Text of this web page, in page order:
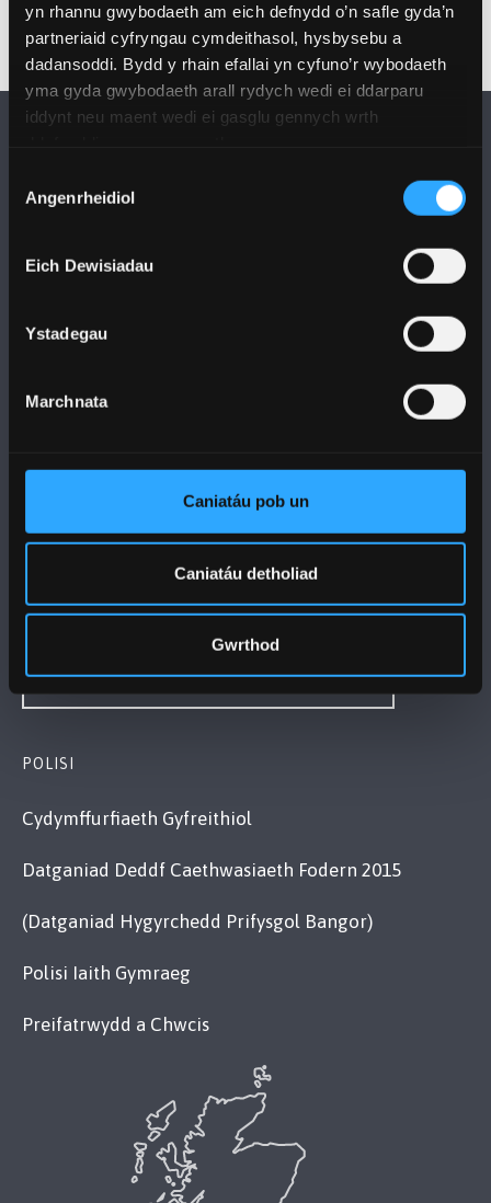
yn rhannu gwybodaeth am eich defnydd o’n safle gyda’n
partneriaid cyfryngau cymdeithasol, hysbysebu a
dadansoddi. Bydd y rhain efallai yn cyfuno’r wybodaeth
yma gyda gwybodaeth arall rydych wedi ei ddarparu
iddynt neu maent wedi ei gasglu gennych wrth
Caniatâd
Angenrheidiol
Eich Dewisiadau
Ystadegau
Marchnata
Caniatáu pob un
Caniatáu detholiad
Gwrthod
Bangor, Gwynedd, LL57 2DG, UK
Cysylltwch â Ni
YMWELD Â’R BRIFYSGOL
MAPIAU A CHYFARWYDDIADAU TEITHIO
POLISI
Cydymffurfiaeth Gyfreithiol
Datganiad Deddf Caethwasiaeth Fodern 2015
(Datganiad Hygyrchedd Prifysgol Bangor)
Polisi Iaith Gymraeg
Preifatrwydd a Chwcis